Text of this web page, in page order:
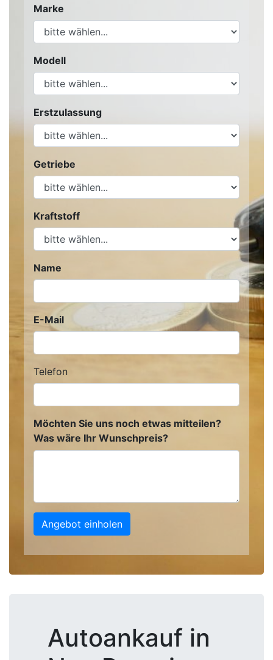
Marke
Modell
Erstzulassung
Getriebe
Kraftstoff
Name
E-Mail
Telefon
Möchten Sie uns noch etwas mitteilen?
Was wäre Ihr Wunschpreis?
Angebot einholen
Autoankauf in